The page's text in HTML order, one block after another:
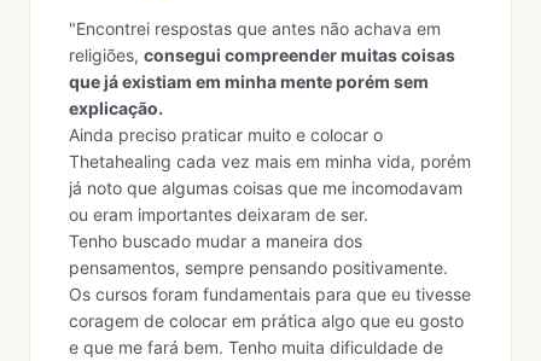
"Encontrei respostas que antes não achava em
religiões, consegui compreender muitas coisas
que já existiam em minha mente porém sem
explicação.
Ainda preciso praticar muito e colocar o
Thetahealing cada vez mais em minha vida, porém
já noto que algumas coisas que me incomodavam
ou eram importantes deixaram de ser.
Tenho buscado mudar a maneira dos
pensamentos, sempre pensando positivamente.
Os cursos foram fundamentais para que eu tivesse
coragem de colocar em prática algo que eu gosto
e que me fará bem. Tenho muita dificuldade de